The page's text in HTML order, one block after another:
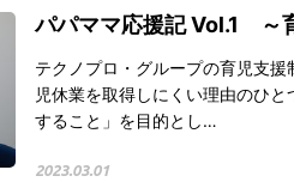
パパママ応援記 Vol.1 ～
テクノプロ・グループの育児支
児休業を取得しにくい理由のひ
すること」を目的とし…
2023.03.01